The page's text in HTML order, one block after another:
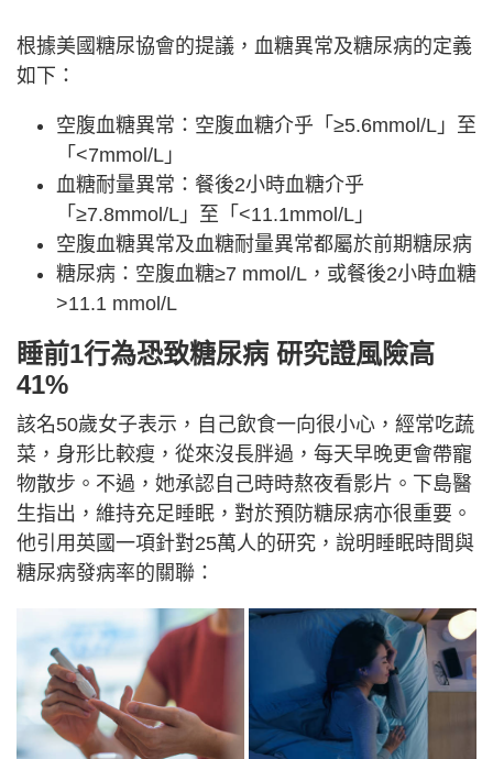
根據美國糖尿協會的提議，血糖異常及糖尿病的定義
如下：
空腹血糖異常：空腹血糖介乎「≥5.6mmol/L」至
「<7mmol/L」
血糖耐量異常：餐後2小時血糖介乎
「≥7.8mmol/L」至「<11.1mmol/L」
空腹血糖異常及血糖耐量異常都屬於前期糖尿病
糖尿病：空腹血糖≥7 mmol/L，或餐後2小時血糖
>11.1 mmol/L
睡前1行為恐致糖尿病 研究證風險高
41%
該名50歲女子表示，自己飲食一向很小心，經常吃蔬
菜，身形比較瘦，從來沒長胖過，每天早晚更會帶寵
物散步。不過，她承認自己時時熬夜看影片。下島醫
生指出，維持充足睡眠，對於預防糖尿病亦很重要。
他引用英國一項針對25萬人的研究，說明睡眠時間與
糖尿病發病率的關聯：